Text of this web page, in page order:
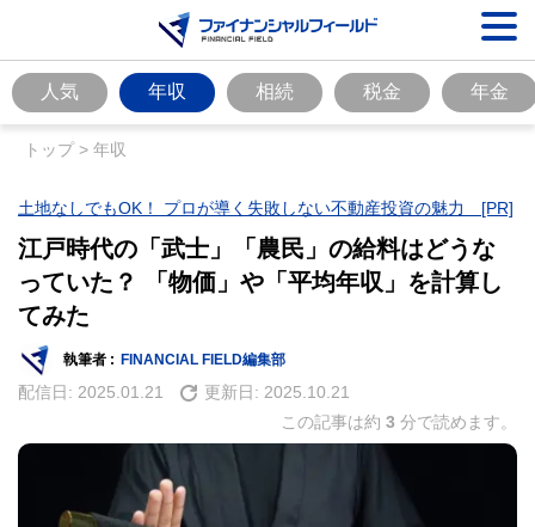
人気 年収 相続 税金 年金
トップ> 年収
土地なしでもOK！ プロが導く失敗しない不動産投資の魅力 [PR]
江戸時代の「武士」「農民」の給料はどうな
っていた？ 「物価」や「平均年収」を計算し
てみた
執筆者 : FINANCIAL FIELD編集部
配信日: 2025.01.21 更新日: 2025.10.21
この記事は約 3 分で読めます。